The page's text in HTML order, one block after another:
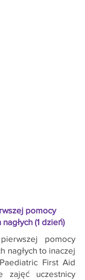
pomocy
(1 dzień)
pomocy
nagłych to inaczej
First Aid
zajęć uczestnicy